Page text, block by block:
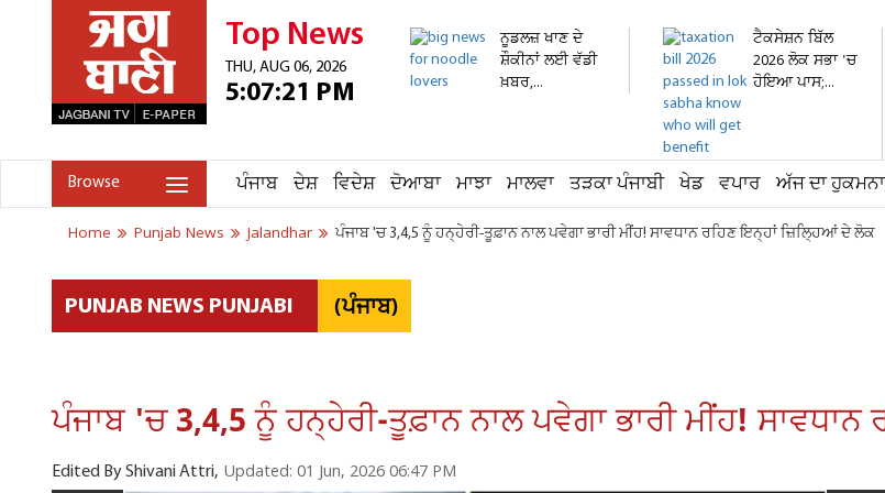
Top News
THU, AUG 06, 2026
5:07:21 PM
ਨੂਡਲਜ਼ ਖਾਣ ਦੇ
ਸ਼ੌਕੀਨਾਂ ਲਈ ਵੱਡੀ
ਖ਼ਬਰ,...
ਟੈਕਸੇਸ਼ਨ ਬਿੱਲ
2026 ਲੋਕ ਸਭਾ 'ਚ
ਹੋਇਆ ਪਾਸ;...
Browse ਪੰਜਾਬ ਦੇਸ਼ ਵਿਦੇਸ਼ ਦੋਆਬਾ ਮਾਝਾ ਮਾਲਵਾ ਤੜਕਾ ਪੰਜਾਬੀ ਖੇਡ ਵਪਾਰ ਅੱਜ ਦਾ
Home Punjab News Jalandhar ਪੰਜਾਬ 'ਚ 3,4,5 ਨੂੰ ਹਨ੍ਹੇਰੀ-ਤੂਫ਼ਾਨ ਨਾਲ ਪਵੇਗਾ ਭਾਰੀ ਮੀਂਹ! ਸਾਵਧਾਨ ਰਹਿਣ ਇਨ੍ਹਾਂ ਜ਼ਿਲ੍ਹਿਆਂ ਦੇ ਲੋਕ
PUNJAB NEWS PUNJABI (ਪੰਜਾਬ)
ਪੰਜਾਬ 'ਚ 3,4,5 ਨੂੰ ਹਨ੍ਹੇਰੀ-ਤੂਫ਼ਾਨ ਨਾਲ ਪਵੇਗਾ ਭਾਰੀ ਮੀਂਹ!
Edited By Shivani Attri, Updated: 01 Jun, 2026 06:47 PM